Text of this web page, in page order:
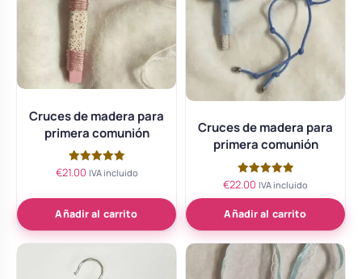
Cruces de madera para
primera comunión
Valorado
de 5
€21.00 IVA incluido
Añadir al carrito
Cruces de madera para
primera comunión
Valorado
de 5
€22.00 IVA incluido
Añadir al carrito